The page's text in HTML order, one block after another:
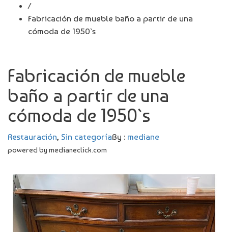
/
Fabricación de mueble baño a partir de una
cómoda de 1950`s
Fabricación de mueble
baño a partir de una
cómoda de 1950`s
Restauración, Sin categoríaBy : mediane
powered by medianeclick.com